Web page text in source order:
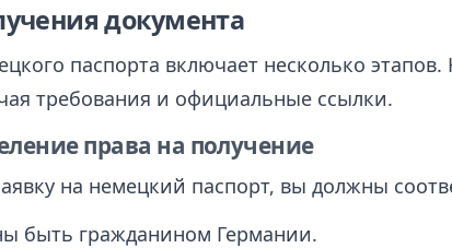
документа
паспорта включает несколько
требования и официальные ссылки.
права на получение
на немецкий паспорт, вы должны
быть гражданином Германии.